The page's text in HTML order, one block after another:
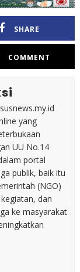
SHARE
COMMENT
yang
UU No.14
portal
publik, baik itu
(NGO)
dan
ke masyarakat